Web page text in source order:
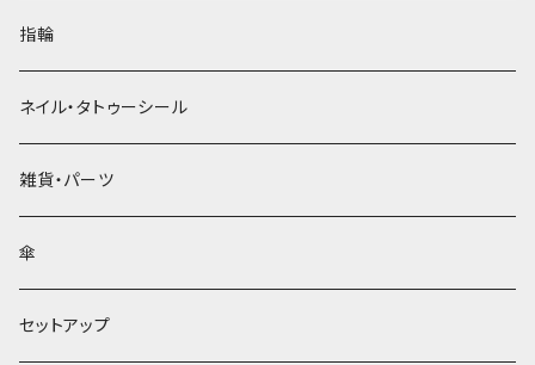
指輪
ネイル・タトゥーシール
雑貨・パーツ
傘
セットアップ